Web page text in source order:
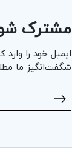
مشترک
ایمیل خود را
شگفت‌انگیز ما